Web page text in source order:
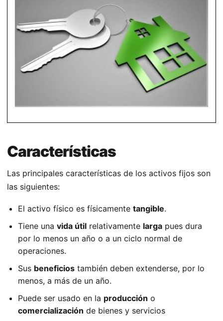
Características
Las principales características de los activos fijos son
las siguientes:
El activo físico es físicamente tangible.
Tiene una vida útil relativamente larga pues dura
por lo menos un año o a un ciclo normal de
operaciones.
Sus beneficios también deben extenderse, por lo
menos, a más de un año.
Puede ser usado en la producción o
comercialización de bienes y servicios